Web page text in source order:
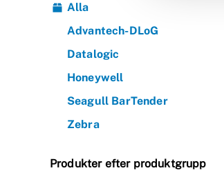
Alla
Advantech-DLoG
Datalogic
Honeywell
Seagull BarTender
Zebra
Produkter efter produktgrupp